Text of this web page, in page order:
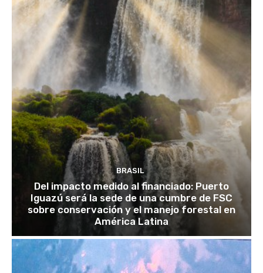
BRASIL
Del impacto medido al financiado: Puerto
Iguazú será la sede de una cumbre de FSC
sobre conservación y el manejo forestal en
América Latina